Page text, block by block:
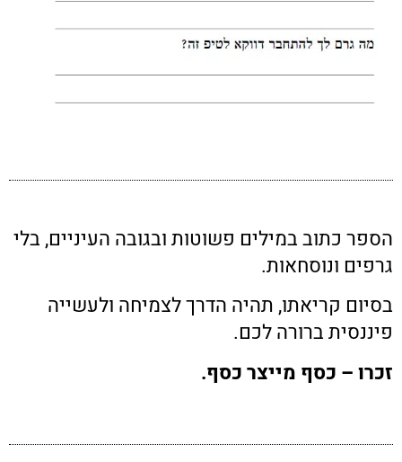
הספר כתוב במילים פשוטות ובגובה העיניים, בלי
גרפים ונוסחאות.
בסיום קריאתו, תהיה הדרך לצמיחה ולעשייה
פיננסית ברורה לכם.
זכרו – כסף מייצר כסף.